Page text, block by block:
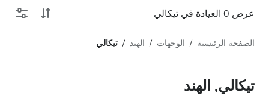
عرض 0 العيادة في تيكالي
نوع الغسيل الكلوي
كل أنواع الغسيل الكلوي
المسافة
التقييم
الصفحة الرئيسية الوجهات الهند تيكالي
تيكالي, الهند